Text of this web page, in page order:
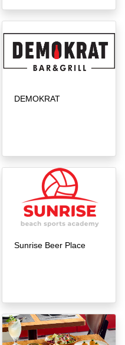
DEMOKRAT
Sunrise Beer Place